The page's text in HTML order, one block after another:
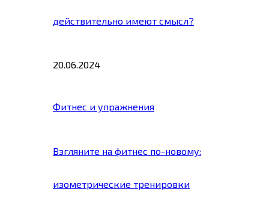
действительно имеют смысл?
20.06.2024
Фитнес и упражнения
Взгляните на фитнес по-новому:
изометрические тренировки